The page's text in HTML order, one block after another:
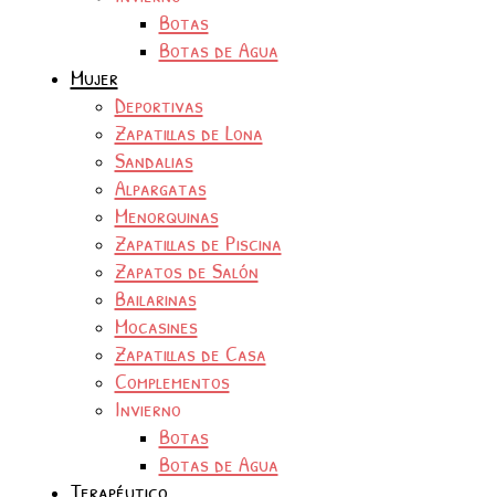
Botas
Botas de Agua
Mujer
Deportivas
Zapatillas de Lona
Sandalias
Alpargatas
Menorquinas
Zapatillas de Piscina
Zapatos de Salón
Bailarinas
Mocasines
Zapatillas de Casa
Complementos
Invierno
Botas
Botas de Agua
Terapéutico